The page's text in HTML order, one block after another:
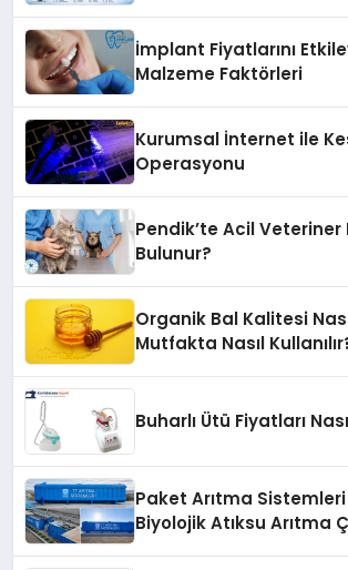
İmplant Fiyatlarını
Malzeme Faktörleri
Kurumsal İnternet ile
Operasyonu
Pendik’te Acil Veteriner
Bulunur?
Organik Bal Kalitesi
Mutfakta Nasıl
Buharlı Ütü Fiyatları
Paket Arıtma
Biyolojik Atıksu Arıtma